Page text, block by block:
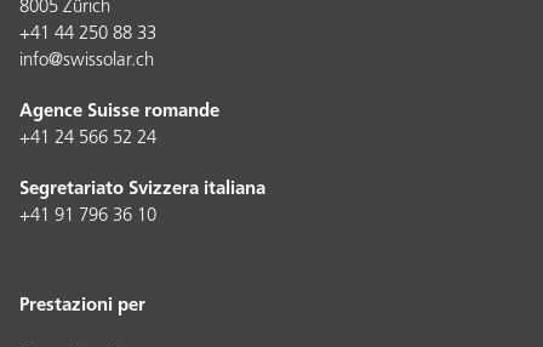
8005 Zürich
+41 44 250 88 33
info@swissolar.ch
Agence Suisse romande
+41 24 566 52 24
Segretariato Svizzera italiana
+41 91 796 36 10
Prestazioni per